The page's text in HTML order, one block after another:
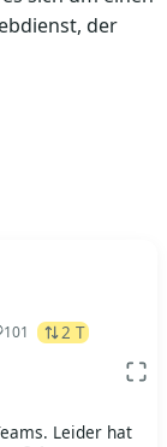
der
101 2 T
Leider hat